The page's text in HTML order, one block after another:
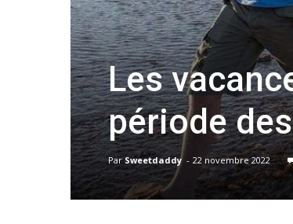
Les
période
ParSweetdaddy - 22 novembre 2022